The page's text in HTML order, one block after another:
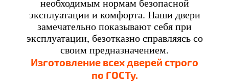
необходимым нормам безопасной
эксплуатации и комфорта. Наши двери
замечательно показывают себя при
эксплуатации, безотказно справляясь со
своим предназначением.
Изготовление всех дверей строго
по ГОСТу.